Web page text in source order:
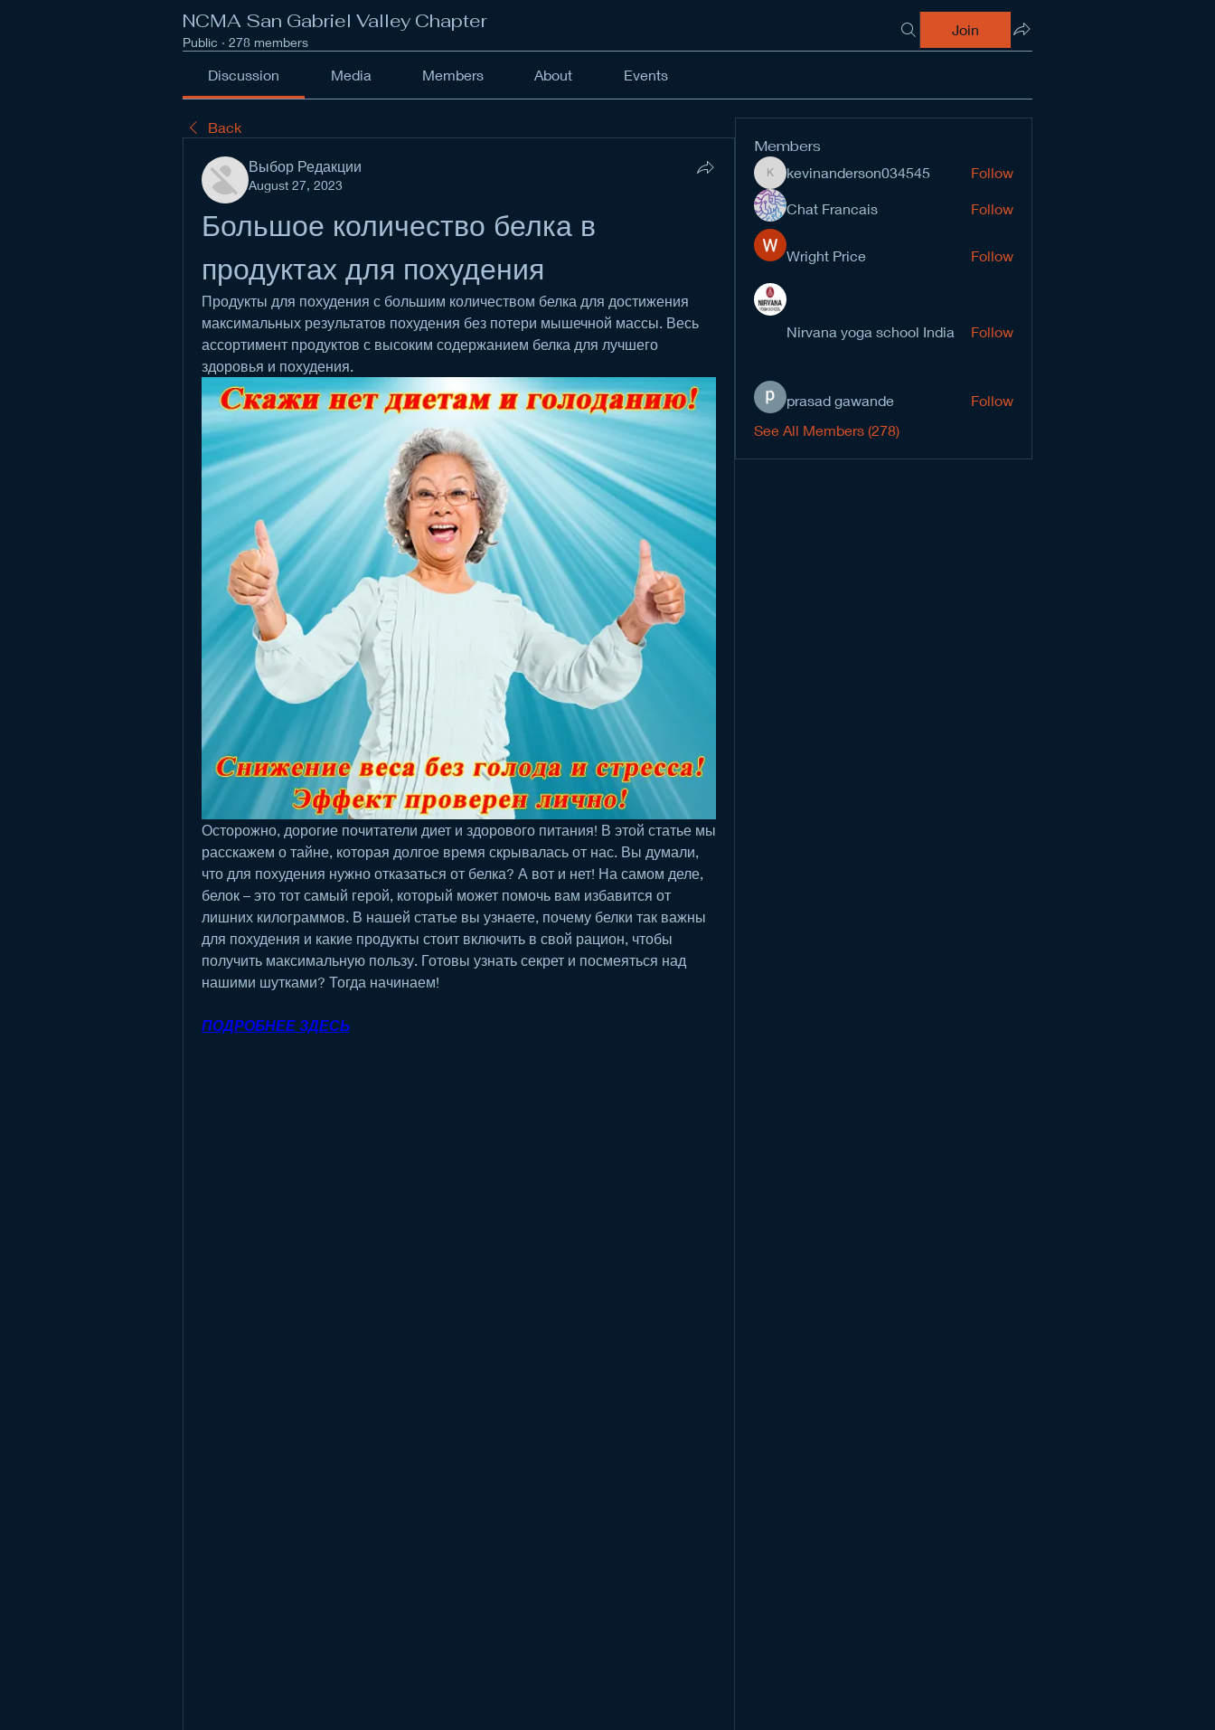
NCMA San Gabriel Valley Chapter
Public · 278 members
Join
Discussion Media Members About Events
Back
Выбор Редакции
August 27, 2023
Большое количество белка в
продуктах для похудения
Продукты для похудения с большим количеством белка для достижения
максимальных результатов похудения без потери мышечной массы. Весь
ассортимент продуктов с высоким содержанием белка для лучшего
здоровья и похудения.
Осторожно, дорогие почитатели диет и здорового питания! В этой статье мы
расскажем о тайне, которая долгое время скрывалась от нас. Вы думали,
что для похудения нужно отказаться от белка? А вот и нет! На самом деле,
белок – это тот самый герой, который может помочь вам избавится от
лишних килограммов. В нашей статье вы узнаете, почему белки так важны
для похудения и какие продукты стоит включить в свой рацион, чтобы
получить максимальную пользу. Готовы узнать секрет и посмеяться над
нашими шутками? Тогда начинаем!
ПОДРОБНЕЕ ЗДЕСЬ
Members
kevinanderson034545
kevinanderson034545 Follow
Chat Francais Follow
Wright Price Follow
Nirvana yoga school India Follow
prasad gawande
Follow
See All Members (278)